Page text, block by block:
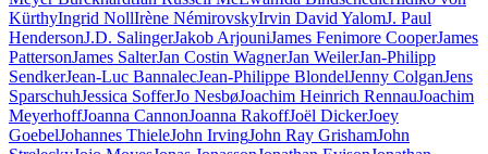
KürthyIngrid NollIrène NémirovskyIrvin David YalomJ. Paul
HendersonJ.D. SalingerJakob ArjouniJames Fenimore CooperJames
PattersonJames SalterJan Costin WagnerJan WeilerJan-Philipp
SendkerJean-Luc BannalecJean-Philippe BlondelJenny ColganJens
SparschuhJessica SofferJo NesbøJoachim Heinrich RennauJoachim
MeyerhoffJoanna CannonJoanna RakoffJoël DickerJoey
GoebelJohannes ThieleJohn IrvingJohn Ray GrishamJohn